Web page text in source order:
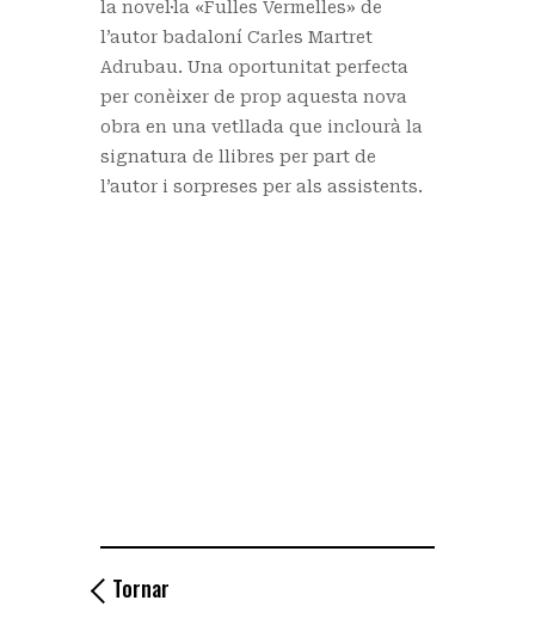
la novel·la «Fulles Vermelles» de
l’autor badaloní Carles Martret
Adrubau. Una oportunitat perfecta
per conèixer de prop aquesta nova
obra en una vetllada que inclourà la
signatura de llibres per part de
l’autor i sorpreses per als assistents.
Tornar